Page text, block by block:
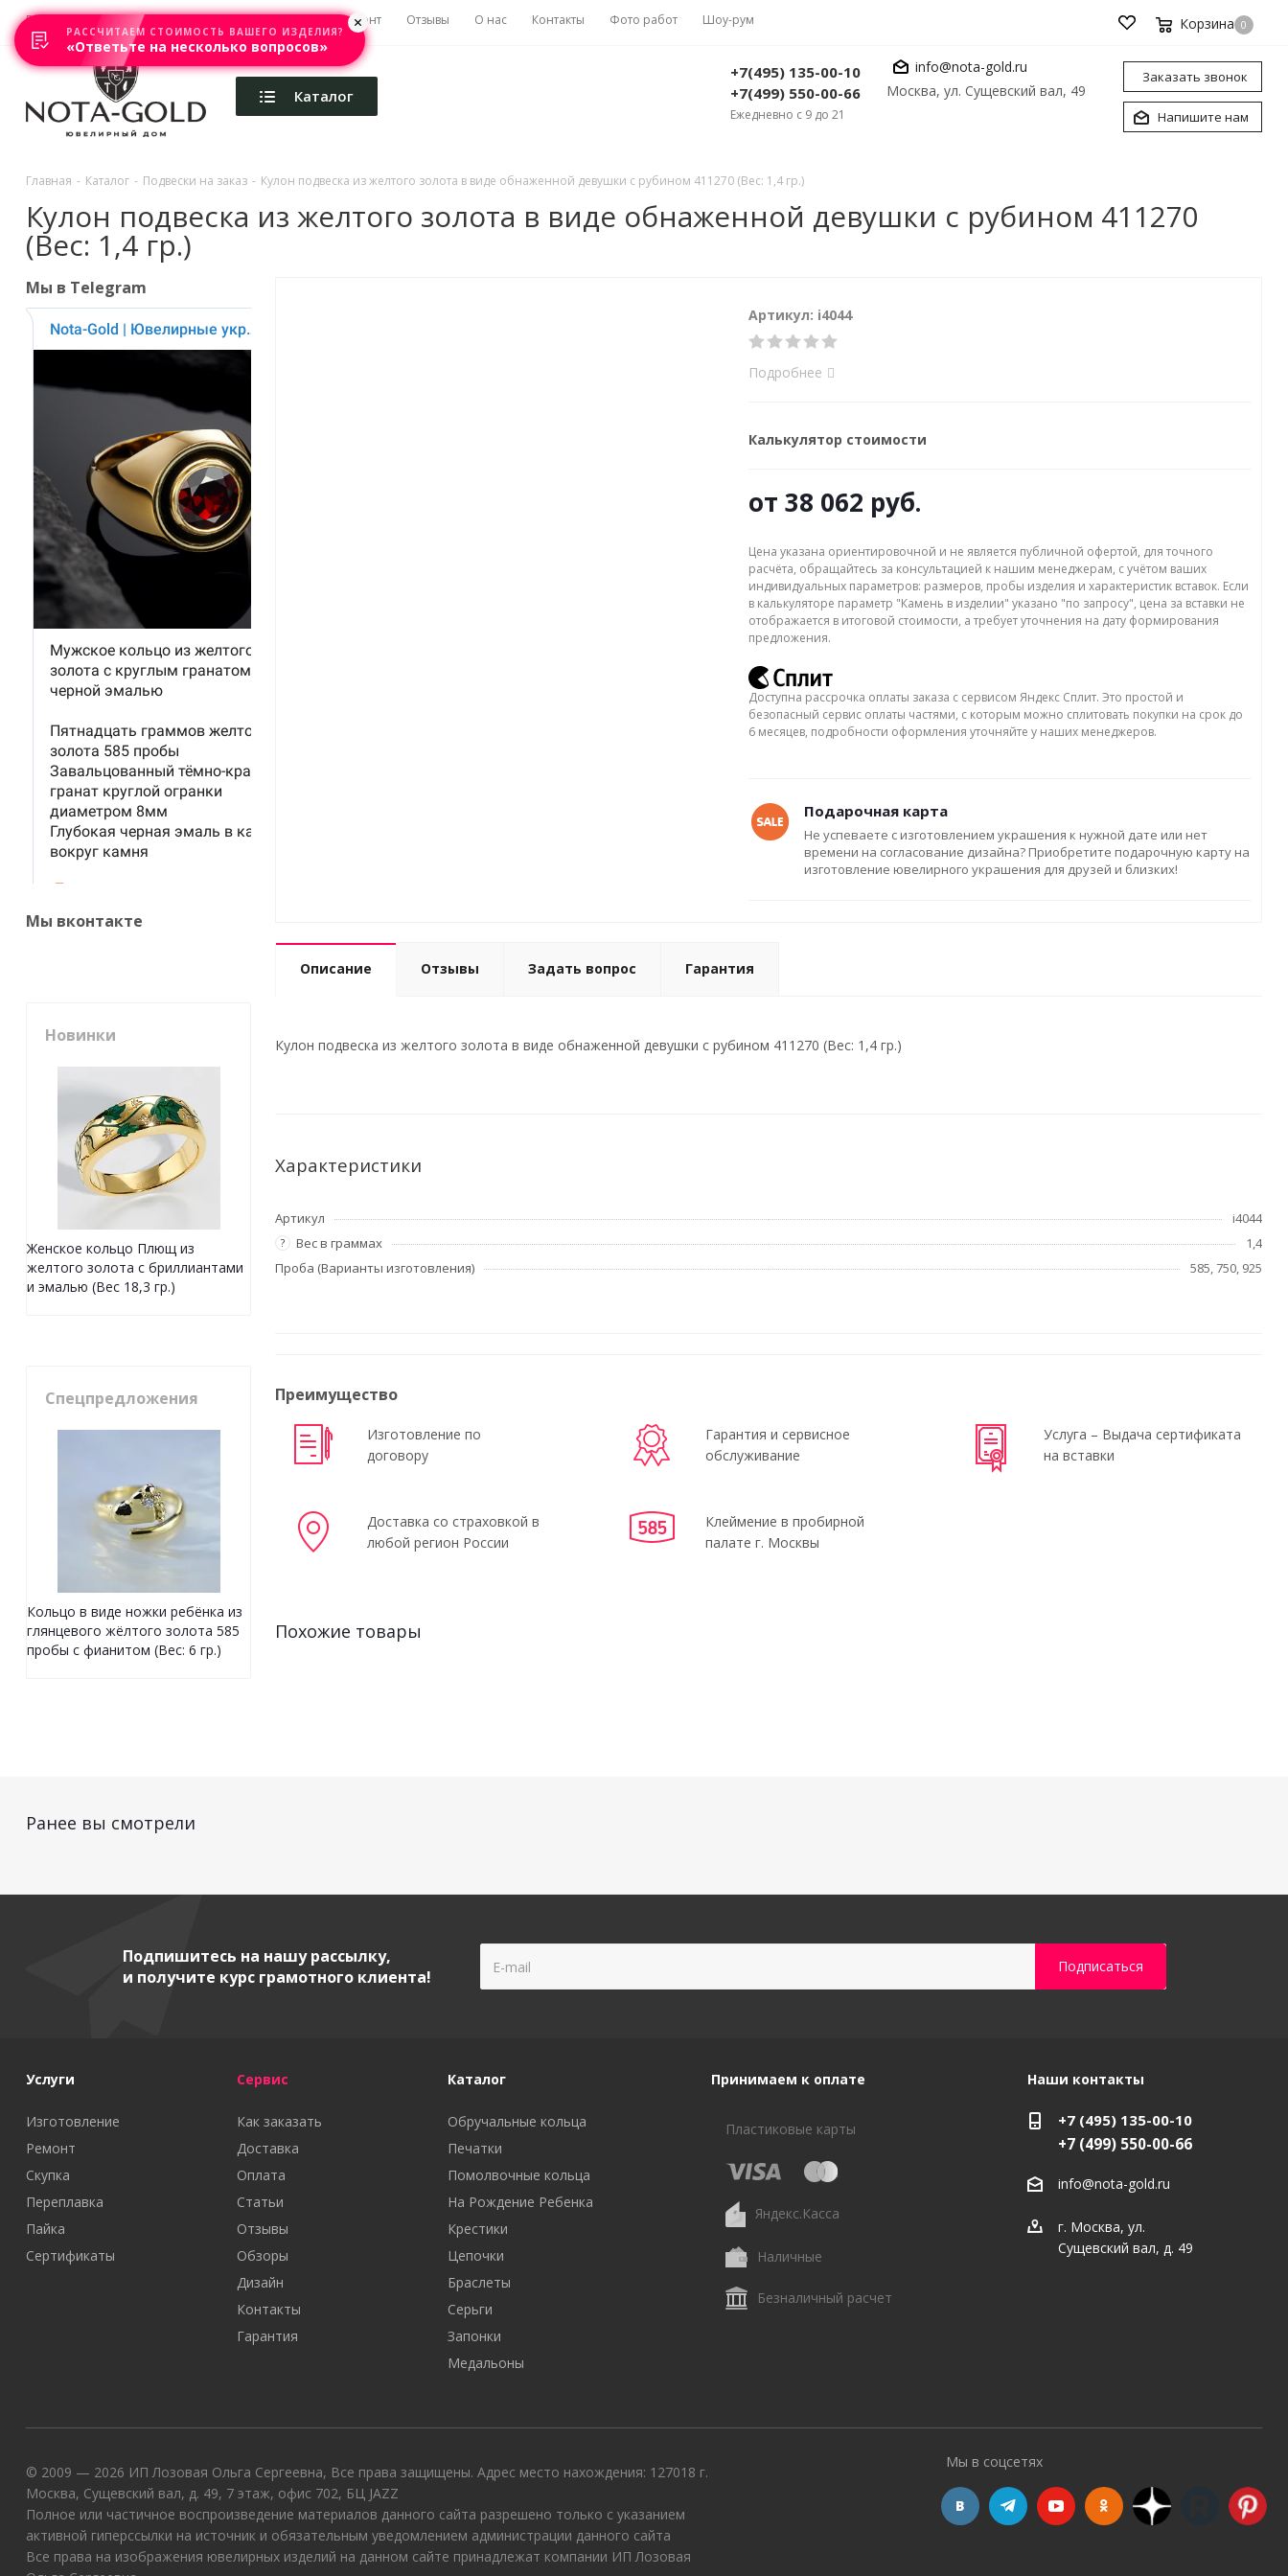
Главная Акции Каталоги Изготовление Ремонт Отзывы О нас Контакты Фото работ Шоу-рум Корзина 0
Каталог
+7(495) 135-00-10
+7(499) 550-00-66
Ежедневно с 9 до 21
info@nota-gold.ru
Москва, ул. Сущевский вал, 49
Заказать звонок
Напишите нам
Главная - Каталог - Подвески на заказ - Кулон подвеска из желтого золота в виде обнаженной девушки с рубином 411270 (Вес: 1,4 гр.)
Кулон подвеска из желтого золота в виде обнаженной девушки с рубином 411270
(Вес: 1,4 гр.)
Артикул: i4044
Подробнее
Калькулятор стоимости
от38 062 руб.
Цена указана ориентировочной и не является публичной офертой, для точного
расчёта, обращайтесь за консультацией к нашим менеджерам, с учётом ваших
индивидуальных параметров: размеров, пробы изделия и характеристик вставок. Если
в калькуляторе параметр "Камень в изделии" указано "по запросу", цена за вставки не
отображается в итоговой стоимости, а требует уточнения на дату формирования
предложения.
Доступна рассрочка оплаты заказа с сервисом Яндекс Сплит. Это простой и
безопасный сервис оплаты частями, с которым можно сплитовать покупки на срок до
6 месяцев, подробности оформления уточняйте у наших менеджеров.
Подарочная карта
Не успеваете с изготовлением украшения к нужной дате или нет
времени на согласование дизайна? Приобретите подарочную карту на
изготовление ювелирного украшения для друзей и близких!
Описание Отзывы Задать вопрос Гарантия
Кулон подвеска из желтого золота в виде обнаженной девушки с рубином 411270 (Вес: 1,4 гр.)
Характеристики
Артикул i4044
? Вес в граммах
1,4
Проба (Варианты изготовления)
585, 750, 925
Преимущество
Изготовление по
договору
Гарантия и сервисное
обслуживание
Услуга – Выдача сертификата
на вставки
Доставка со страховкой в
любой регион России
Клеймение в пробирной
палате г. Москвы
Похожие товары
Мы в Telegram
Мы вконтакте
Новинки
Женское кольцо Плющ из
желтого золота с бриллиантами
и эмалью (Вес 18,3 гр.)
Спецпредложения
Кольцо в виде ножки ребёнка из
глянцевого жёлтого золота 585
пробы с фианитом (Вес: 6 гр.)
Ранее вы смотрели
Подпишитесь на нашу рассылку,
и получите курс грамотного клиента!
Услуги
Изготовление
Ремонт
Скупка
Переплавка
Пайка
Сертификаты
Сервис
Как заказать
Доставка
Оплата
Статьи
Отзывы
Обзоры
Дизайн
Контакты
Гарантия
Каталог
Обручальные кольца
Печатки
Помолвочные кольца
На Рождение Ребенка
Крестики
Цепочки
Браслеты
Серьги
Запонки
Медальоны
Принимаем к оплате
Пластиковые карты
Яндекс.Касса
Наличные
Безналичный расчет
Наши контакты
+7 (495) 135-00-10
+7 (499) 550-00-66
info@nota-gold.ru
г. Москва, ул.
Сущевский вал, д. 49
© 2009 — 2026 ИП Лозовая Ольга Сергеевна, Все права защищены. Адрес место нахождения: 127018 г.
Москва, Сущевский вал, д. 49, 7 этаж, офис 702, БЦ JAZZ
Полное или частичное воспроизведение материалов данного сайта разрешено только с указанием
активной гиперссылки на источник и обязательным уведомлением администрации данного сайта
Все права на изображения ювелирных изделий на данном сайте принадлежат компании ИП Лозовая
Мы в соцсетях
РАССЧИТАЕМ СТОИМОСТЬ ВАШЕГО ИЗДЕЛИЯ?
«Ответьте на несколько вопросов»